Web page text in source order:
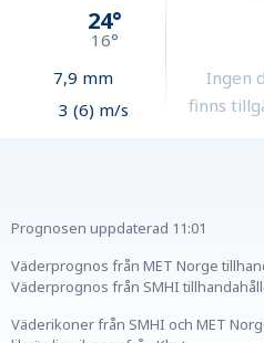
24°
16°
7,9 mm
3 (6) m/s
Ingen
finns
Prognosen uppdaterad 11:01
Väderprognos från MET Norge
Väderprognos från SMHI
Väderikoner från SMHI och MET